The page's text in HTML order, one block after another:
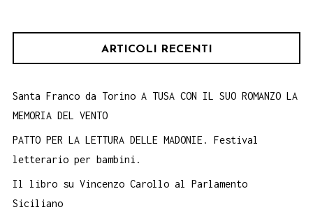
ARTICOLI RECENTI
Santa Franco da Torino A TUSA CON IL SUO ROMANZO LA
MEMORIA DEL VENTO
PATTO PER LA LETTURA DELLE MADONIE. Festival
letterario per bambini.
Il libro su Vincenzo Carollo al Parlamento
Siciliano